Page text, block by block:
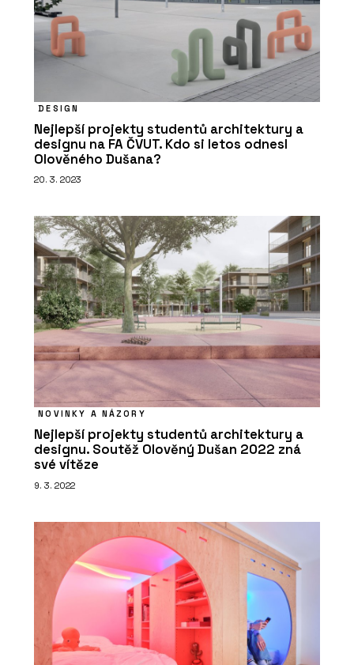
DESIGN
Nejlepší projekty studentů architektury a
designu na FA ČVUT. Kdo si letos odnesl
Olověného Dušana?
20. 3. 2023
NOVINKY A NÁZORY
Nejlepší projekty studentů architektury a
designu. Soutěž Olověný Dušan 2022 zná
své vítěze
9. 3. 2022